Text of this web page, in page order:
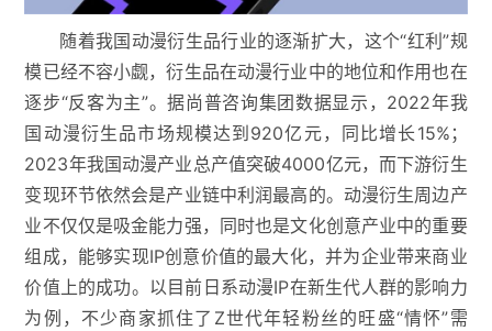
随着我国动漫衍生品行业的逐渐扩大，这个“红利”规
模已经不容小觑，衍生品在动漫行业中的地位和作用也在
逐步“反客为主”。据尚普咨询集团数据显示，2022年我
国动漫衍生品市场规模达到920亿元，同比增长15%；
2023年我国动漫产业总产值突破4000亿元，而下游衍生
变现环节依然会是产业链中利润最高的。动漫衍生周边产
业不仅仅是吸金能力强，同时也是文化创意产业中的重要
组成，能够实现IP创意价值的最大化，并为企业带来商业
价值上的成功。以目前日系动漫IP在新生代人群的影响力
为例，不少商家抓住了Z世代年轻粉丝的旺盛“情怀”需